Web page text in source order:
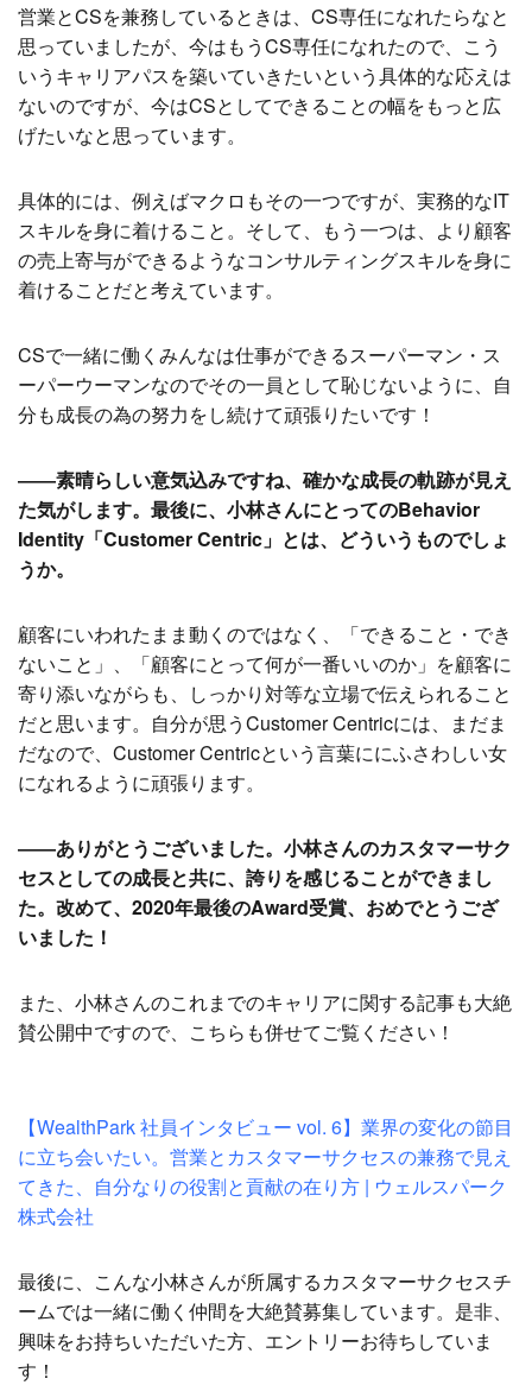
営業とCSを兼務しているときは、CS専任になれたらなと
思っていましたが、今はもうCS専任になれたので、こう
いうキャリアパスを築いていきたいという具体的な応えは
ないのですが、今はCSとしてできることの幅をもっと広
げたいなと思っています。
具体的には、例えばマクロもその一つですが、実務的なIT
スキルを身に着けること。そして、もう一つは、より顧客
の売上寄与ができるようなコンサルティングスキルを身に
着けることだと考えています。
CSで一緒に働くみんなは仕事ができるスーパーマン・ス
ーパーウーマンなのでその一員として恥じないように、自
分も成長の為の努力をし続けて頑張りたいです！
――素晴らしい意気込みですね、確かな成長の軌跡が見え
た気がします。最後に、小林さんにとってのBehavior
Identity「Customer Centric」とは、どういうものでしょ
うか。
顧客にいわれたまま動くのではなく、「できること・でき
ないこと」、「顧客にとって何が一番いいのか」を顧客に
寄り添いながらも、しっかり対等な立場で伝えられること
だと思います。自分が思うCustomer Centricには、まだま
だなので、Customer Centricという言葉ににふさわしい女
になれるように頑張ります。
――ありがとうございました。小林さんのカスタマーサク
セスとしての成長と共に、誇りを感じることができまし
た。改めて、2020年最後のAward受賞、おめでとうござ
いました！
また、小林さんのこれまでのキャリアに関する記事も大絶
賛公開中ですので、こちらも併せてご覧ください！
【WealthPark 社員インタビュー vol. 6】業界の変化の節目
に立ち会いたい。営業とカスタマーサクセスの兼務で見え
てきた、自分なりの役割と貢献の在り方 | ウェルスパーク
株式会社
最後に、こんな小林さんが所属するカスタマーサクセスチ
ームでは一緒に働く仲間を大絶賛募集しています。是非、
興味をお持ちいただいた方、エントリーお待ちしていま
す！